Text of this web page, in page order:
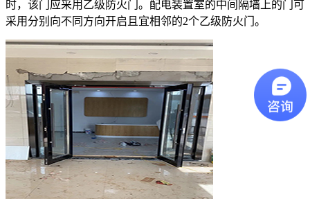
时，该门应采用乙级防火门。配电装置室的中间隔墙上的门可
采用分别向不同方向开启且宜相邻的2个乙级防火门。